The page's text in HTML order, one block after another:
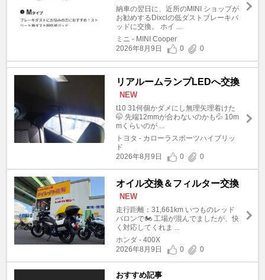
納車の翌日に、近所のMINI ショップが
お勧めするDixclの低ダストブレーキパ
ッドに交換。 ホイ ...
ミニ - MINI Cooper
2026年8月9日
0 0
リアルームランプLEDへ交換
NEW
t10 31何個かダメにし無理矢理着けた
🤭 先端12mmが合わないのかも💦 10m
mくらいのが ...
トヨタ - カローラスポーツハイブリッ
ド
2026年8月9日
0 0
オイル交換＆フィルター交換
NEW
走行距離：31,661km いつものレッド
バロンで🏍️ 工場が混んでましたが、快
く対応してくれま ...
ホンダ - 400X
2026年8月9日
0 0
おすすめ記事